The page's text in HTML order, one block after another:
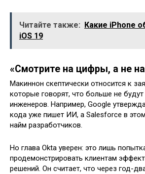
Читайте также:
Какие iPhone
iOS 19
«Смотрите на цифры, а не
Макиннон скептически относится к
которые говорят, что больше не будут
инженеров. Например, Google
кода уже пишет ИИ, а Salesforce в
найм разработчиков.
Но глава Okta уверен: это лишь
продемонстрировать клиентам
решений. Он считает, что через год-